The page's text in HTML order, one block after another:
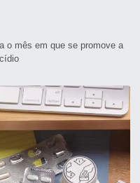
o mês em que se promove a